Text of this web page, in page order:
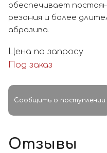
обеспечивает
резания и более
абразива.
Цена по запросу
Под заказ
Сообщить о поступлении
Отзывы